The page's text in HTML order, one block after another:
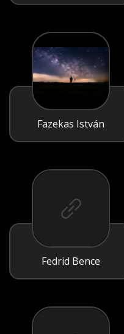
Fazekas István
Fedrid Bence